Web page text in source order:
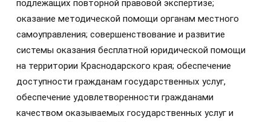
подлежащих повторной правовой экспертизе;
оказание методической помощи органам местного
самоуправления; совершенствование и развитие
системы оказания бесплатной юридической помощи
на территории Краснодарского края; обеспечение
доступности гражданам государственных услуг,
обеспечение удовлетворенности гражданами
качеством оказываемых государственных услуг и